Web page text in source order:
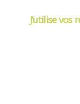
J’utilise